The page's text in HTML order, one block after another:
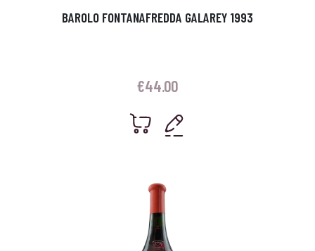
BAROLO FONTANAFREDDA GALAREY 1993
€44.00